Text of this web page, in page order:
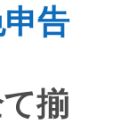
告
揃